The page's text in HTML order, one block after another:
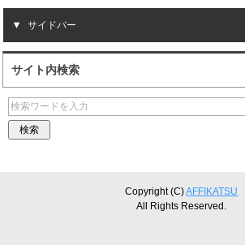
サイドバー
サイト内検索
Copyright (C)AFFIKATSU
All Rights Reserved.